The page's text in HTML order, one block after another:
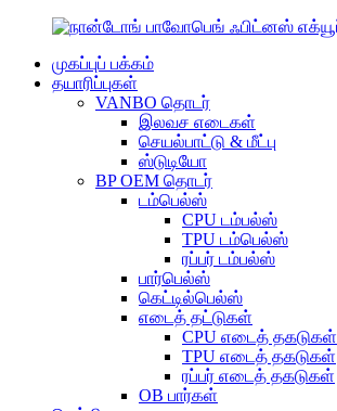
முகப்புப் பக்கம்
தயாரிப்புகள்
VANBO தொடர்
இலவச எடைகள்
செயல்பாட்டு & மீட்பு
ஸ்டுடியோ
BP OEM தொடர்
டம்பெல்ஸ்
CPU டம்பல்ஸ்
TPU டம்பெல்ஸ்
ரப்பர் டம்பல்ஸ்
பார்பெல்ஸ்
கெட்டில்பெல்ஸ்
எடைத் தட்டுகள்
CPU எடைத் தகடுகள்
TPU எடைத் தகடுகள்
ரப்பர் எடைத் தகடுகள்
OB பார்கள்